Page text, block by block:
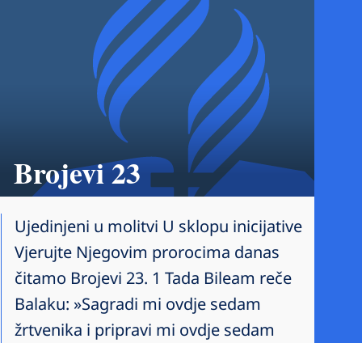
Brojevi 23
Ujedinjeni u molitvi U sklopu inicijative
Vjerujte Njegovim prorocima danas
čitamo Brojevi 23. 1 Tada Bileam reče
Balaku: »Sagradi mi ovdje sedam
žrtvenika i pripravi mi ovdje sedam